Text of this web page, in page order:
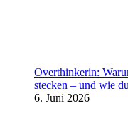
Overthinkerin:
stecken – und wie
6. Juni 2026